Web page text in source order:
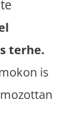
terhe.
is